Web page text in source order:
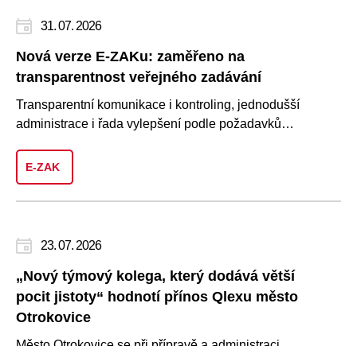
31. 07. 2026
Nová verze E-ZAKu: zaměřeno na
transparentnost veřejného zadávání
Transparentní komunikace i kontroling, jednodušší
administrace i řada vylepšení podle požadavků
E-ZAK
23. 07. 2026
„Nový týmový kolega, který dodává větší
pocit jistoty“ hodnotí přínos Qlexu město
Otrokovice